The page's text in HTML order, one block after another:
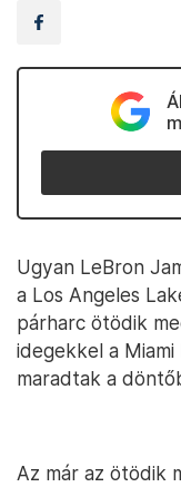
Ugyan LeBron
a Los Angeles
párharc ötödik
idegekkel a
maradtak a
Az már az ötödik